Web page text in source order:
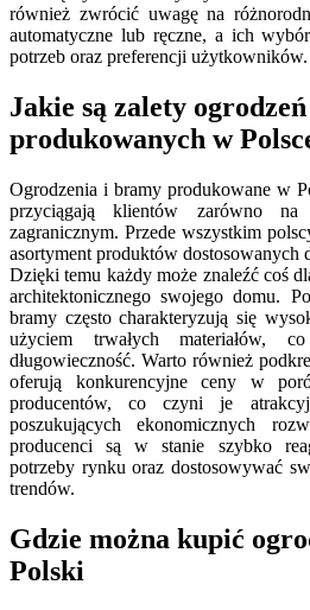
również zwrócić uwagę na
automatyczne lub ręczne, a ich
potrzeb oraz preferencji użytkowników.
Jakie są zalety
produkowanych w
Ogrodzenia i bramy produkowane w
przyciągają klientów zarówno
zagranicznym. Przede wszystkim
asortyment produktów dostosowanych
Dzięki temu każdy może znaleźć coś
architektonicznego swojego domu.
bramy często charakteryzują się
użyciem trwałych materiałów,
długowieczność. Warto również
oferują konkurencyjne ceny w
producentów, co czyni je
poszukujących ekonomicznych
producenci są w stanie szybko
potrzeby rynku oraz dostosowywać
trendów.
Gdzie można kupić
Polski